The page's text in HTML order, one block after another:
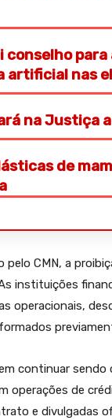
conselho
artificial nas
na Justiça
de
CMN, a
instituições
operacionais,
continuar
operações de
e divulgadas